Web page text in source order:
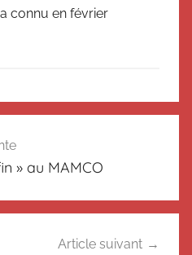
connu en février
» au MAMCO
Article suivant